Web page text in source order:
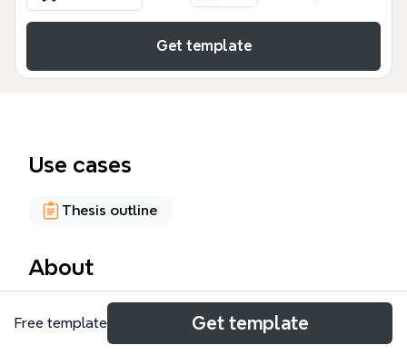
Get template
Use cases
Thesis outline
About
Der 'Fragen für den Bericht' Mind Map ist ein
strukturiertes Template für die Reflexion und
Free template Get template